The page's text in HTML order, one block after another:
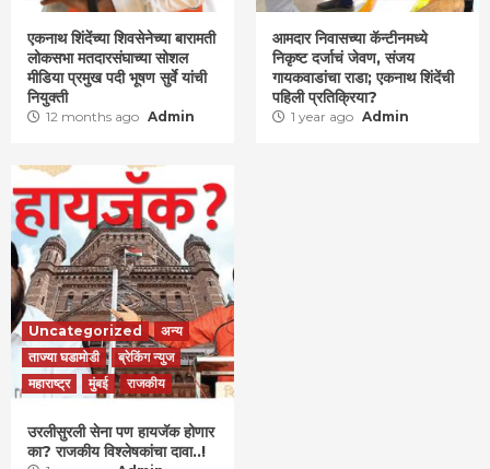
एकनाथ शिंदेंच्या शिवसेनेच्या बारामती
लोकसभा मतदारसंघाच्या सोशल
मीडिया प्रमुख पदी भूषण सुर्वे यांची
नियुक्ती
12 months ago Admin
आमदार निवासच्या कॅन्टीनमध्ये
निकृष्ट दर्जाचं जेवण, संजय
गायकवाडांचा राडा; एकनाथ शिंदेंची
पहिली प्रतिक्रिया?
1 year ago Admin
Uncategorized
अन्य
ताज्या घडामोडी
ब्रेकिंग न्युज
महाराष्ट्र
मुंबई राजकीय
उरलीसुरली सेना पण हायजॅक होणार
का? राजकीय विश्लेषकांचा दावा..!